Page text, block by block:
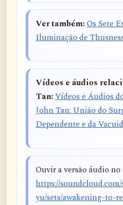
Ver também:Os Sete
Iluminação de
Vídeos e áudios
Tan:Vídeos e Áudios
John Tan: União do
Dependente e da
Ouvir a versão áudio
https://
yu/sets/awakening-to-